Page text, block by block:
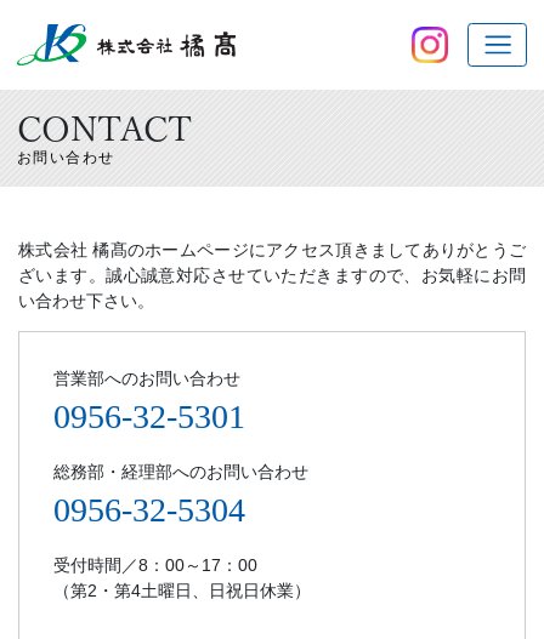
CONTACT
株式会社 橘髙のホームページにアクセス頂きましてありがとうご
ざいます。誠心誠意対応させていただきますので、お気軽にお問
い合わせ下さい。
営業部へのお問い合わせ
0956-32-5301
総務部・経理部へのお問い合わせ
0956-32-5304
受付時間／8：00～17：00
（第2・第4土曜日、日祝日休業）